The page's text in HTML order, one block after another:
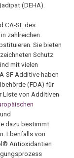
(DEHA).
CA-SF des
zahlreichen
Sie bieten
Schutz
mit vielen
SF Additive haben
(FDA) für
Liste von Additiven
dazu bestimmt
Ebenfalls von
Antioxidantien